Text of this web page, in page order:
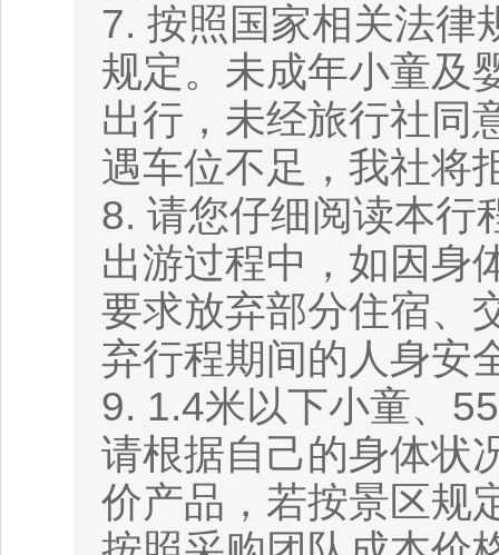
7. 按照国家相关法律
规定。未成年小童及
出行，未经旅行社同
遇车位不足，我社将
8. 请您仔细阅读本行
出游过程中，如因身
要求放弃部分住宿、
弃行程期间的人身安
9. 1.4米以下小童、
请根据自己的身体状
价产品，若按景区规